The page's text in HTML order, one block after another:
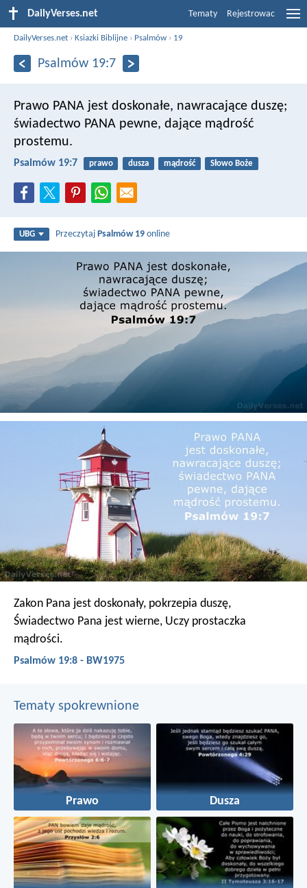
DailyVerses.net Tematy Rejestrowac
DailyVerses.net ›Ksiazki Biblijne › Psalmów › 19
Psalmów 19:7
Prawo PANA jest doskonałe, nawracające duszę;
świadectwo PANA pewne, dające mądrość
prostemu.
Psalmów 19:7 prawo dusza mądrość Słowo Boże
UBG PrzeczytajPsalmów 19 online
Zakon Pana jest doskonały, pokrzepia duszę,
Świadectwo Pana jest wierne, Uczy prostaczka
mądrości.
Psalmów 19:8 - BW1975
Tematy spokrewnione
Prawo Dusza